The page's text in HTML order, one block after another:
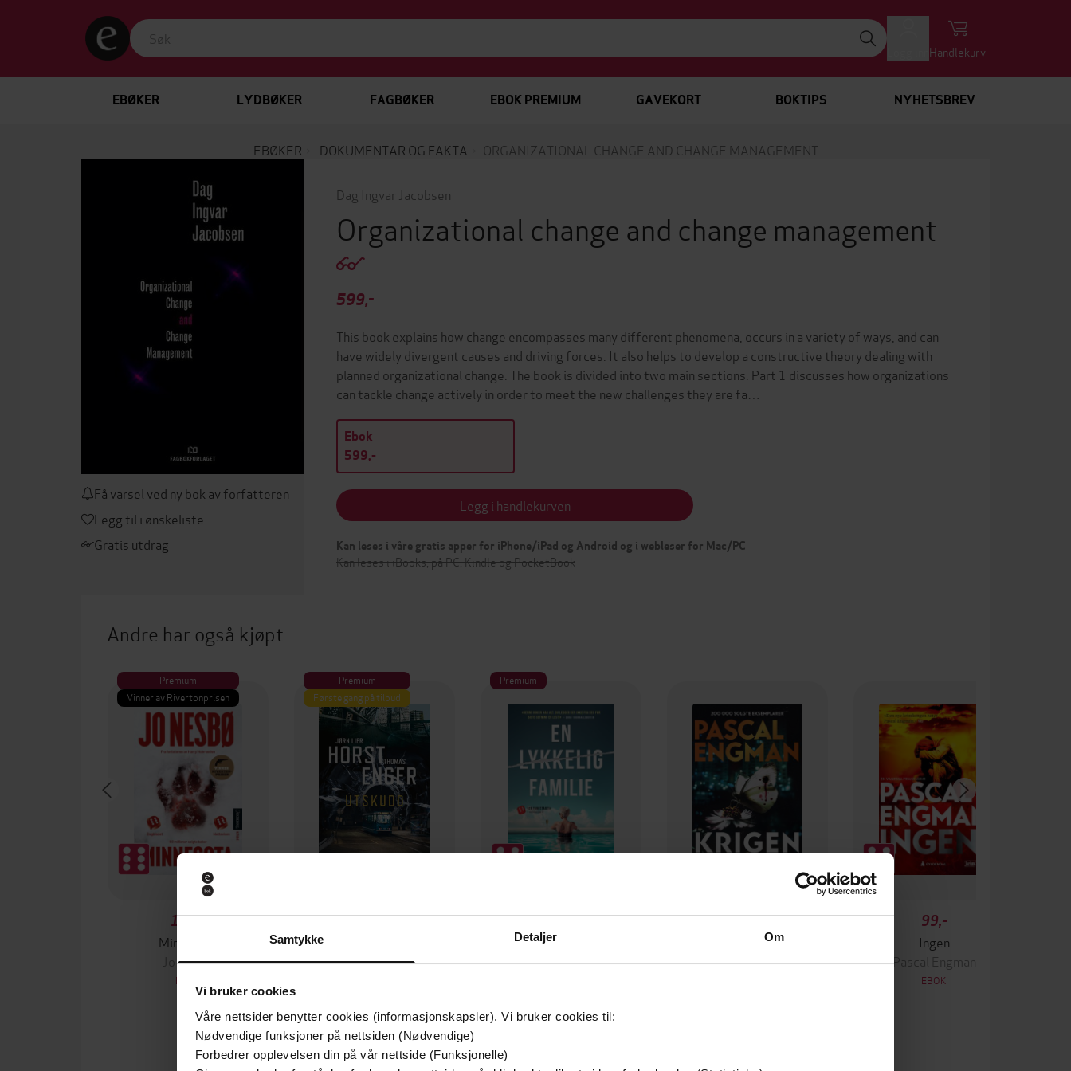
Samtykke Detaljer Om
Vi bruker cookies
Våre nettsider benytter cookies (informasjonskapsler). Vi bruker cookies til:
Nødvendige funksjoner på nettsiden (Nødvendige)
Forbedrer opplevelsen din på vår nettside (Funksjonelle)
Handlekurv
EBØKER LYDBØKER FAGBØKER EBOK PREMIUM GAVEKORT BOKTIPS NYHETSBREV
EBØKER DOKUMENTAR OG FAKTA ORGANIZATIONAL CHANGE AND CHANGE MANAGEMENT
Få varsel ved ny bok av forfatteren
Legg til i ønskeliste
Gratis utdrag
Dag Ingvar Jacobsen
Organizational change and change management
599,-
This book explains how change encompasses many different phenomena, occurs in a variety of ways, and can
have widely divergent causes and driving forces. It also helps to develop a constructive theory dealing with
planned organizational change. The book is divided into two main sections. Part 1 discusses how organizations
can tackle change actively in order to meet the new challenges they are fa…
Ebok
599,-
Legg i handlekurven
Kan leses i våre gratis apper for iPhone/iPad og Android og i webleser for Mac/PC
Kan leses i iBooks, på PC, Kindle og PocketBook
Andre har også kjøpt
Premium
Vinner av Rivertonprisen
129,-
Minnesota
Jo Nesbø
EBOK
Premium
Første gang på tilbud
129,-
Jørn Lier Horst
Premium
79,-
En lykkelig familie
Stian Hjelvin Andersen
349,-
Krigen
Pascal Engman
99,-
Ingen
Pascal Engman
EBOK